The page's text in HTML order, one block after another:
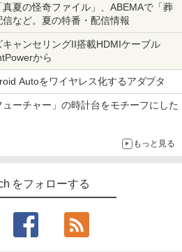
夏の怪奇ファイル」、ABEMAで「葬
など。夏の特番・配信情報
ャンセリングII搭載HDMIケーブル
から
Autoをワイヤレス化するアダプタ
ューチャー」の時計台をモチーフにした
もっと見る
をフォローする